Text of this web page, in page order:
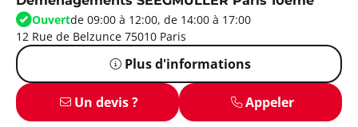
Ouvertde 09:00 à 12:00, de 14:00 à 17:00
12 Rue de Belzunce 75010 Paris
Plus d'informations
Un devis ? Appeler